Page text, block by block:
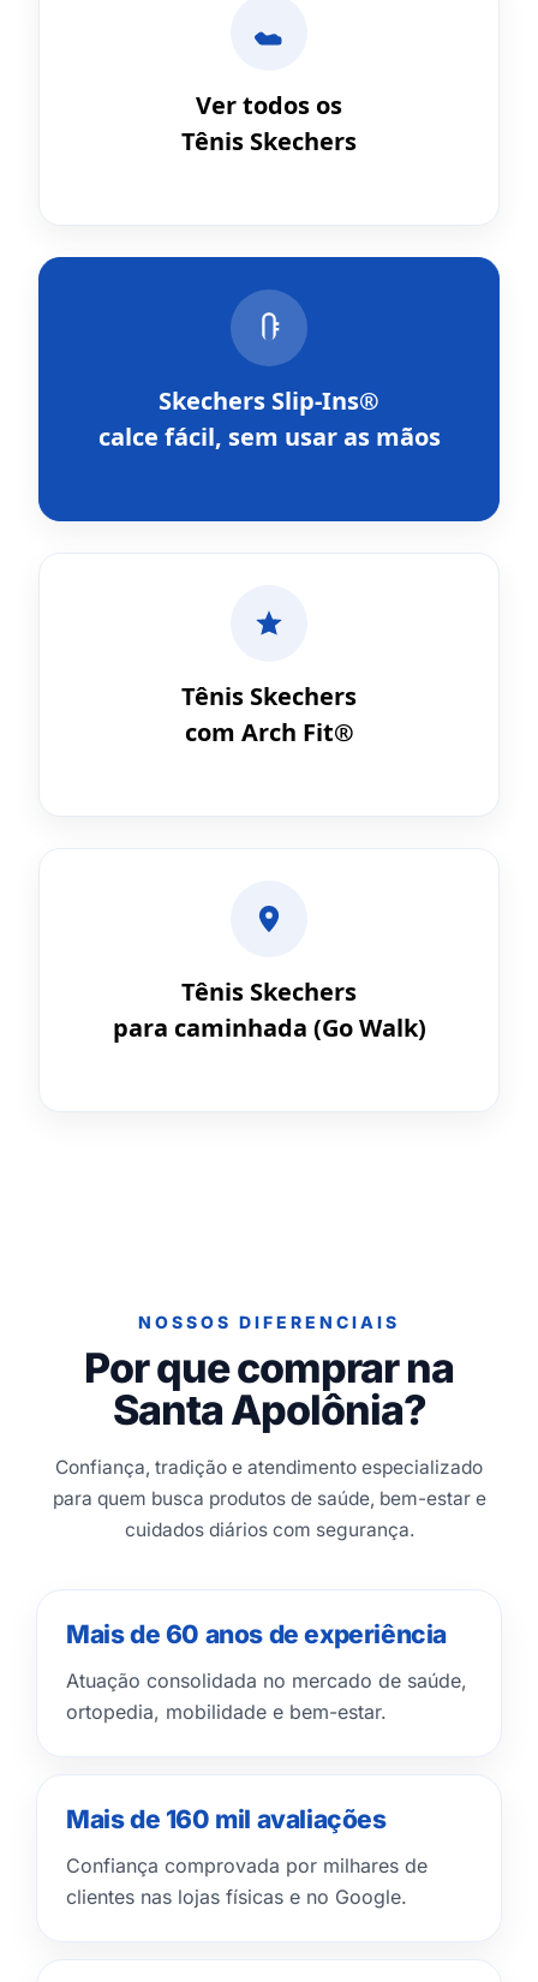
Ver todos os
Tênis Skechers
Skechers Slip-Ins®
calce fácil, sem usar as mãos
Tênis Skechers
com Arch Fit®
Tênis Skechers
para caminhada (Go Walk)
NOSSOS DIFERENCIAIS
Por que comprar na
Santa Apolônia?
Confiança, tradição e atendimento especializado
para quem busca produtos de saúde, bem-estar e
cuidados diários com segurança.
Mais de 60 anos de experiência
Atuação consolidada no mercado de saúde,
ortopedia, mobilidade e bem-estar.
Mais de 160 mil avaliações
Confiança comprovada por milhares de
clientes nas lojas físicas e no Google.